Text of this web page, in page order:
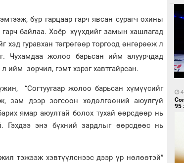
бүр гарцаар гарч явсан сурагч охины
байлаа. Хоёр хүүхдийг замын хашлагад
гуравхан төгрөгөөр торгоод өнгөрөөж л
Чухамдаа жолоо барьсан ийм алуурчдад
ийм зөрчил, гэмт хэрэг хавтгайрсан.
“Согтуугаар жолоо барьсан хүмүүсийг
зам дээр зогсоон хөдөлгөөний аюулгүй
ямар аюултай болох тухай өөрсдөөр нь
Гэхдээ энэ бүхний зардлыг өөрсдөөс нь
тэжээж хэвтүүлснээс дээр үр нөлөөтэй”
95